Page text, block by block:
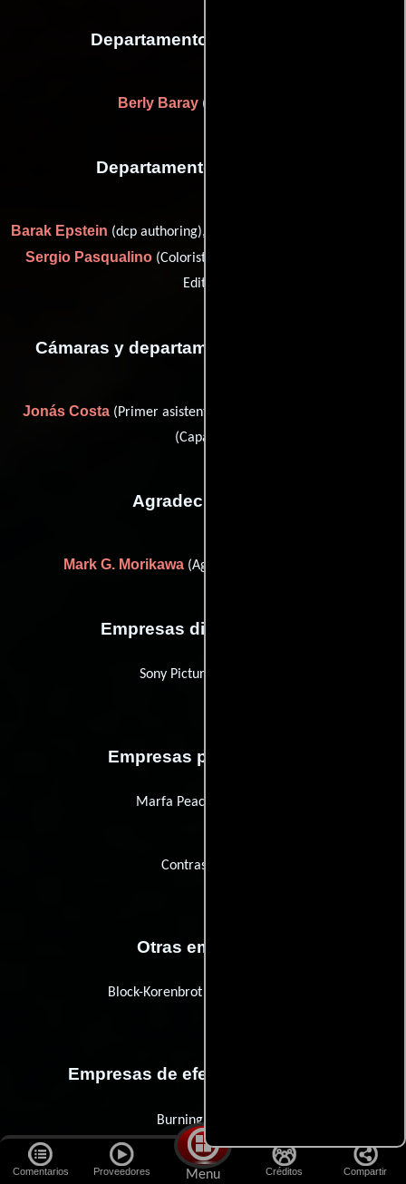
Comentarios Proveedores Menu Créditos Compartir
Departamento de vestuario
Berly Baray (Ambientador)
Departamento de editorial
Barak Epstein (dcp authoring),
Sergio Pasqualino (Colorista) y
Editor)
Cámaras y departamento de electricidad
Jonás Costa(Primer asistente de cámara) y
(Capataz)
Agradecimientos
Mark G. Morikawa (Agradecimiento especial)
Empresas distribuidoras
Sony Pictures Classics
Empresas productoras
Marfa Peach Company
Contrast Films
Otras empresas
Block-Korenbrot Public Relations
Empresas de efectos especiales
Burning Tractor